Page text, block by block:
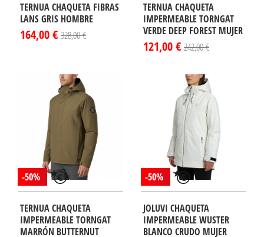
TERNUA CHAQUETA FIBRAS
LANS GRIS HOMBRE
164,00 € 328,00 €
TERNUA CHAQUETA
IMPERMEABLE TORNGAT
VERDE DEEP FOREST MUJER
121,00 € 242,00 €
-50%
TERNUA CHAQUETA
IMPERMEABLE TORNGAT
MARRÓN BUTTERNUT
-50%
JOLUVI CHAQUETA
IMPERMEABLE WUSTER
BLANCO CRUDO MUJER